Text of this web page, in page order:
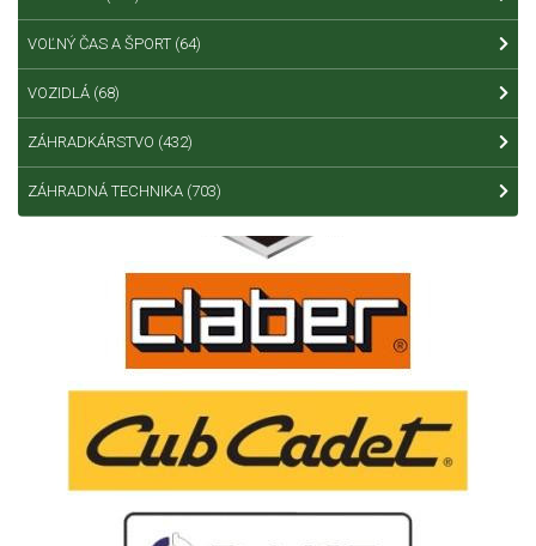
VOĽNÝ ČAS A ŠPORT (64)
VOZIDLÁ (68)
ZÁHRADKÁRSTVO (432)
ZÁHRADNÁ TECHNIKA (703)